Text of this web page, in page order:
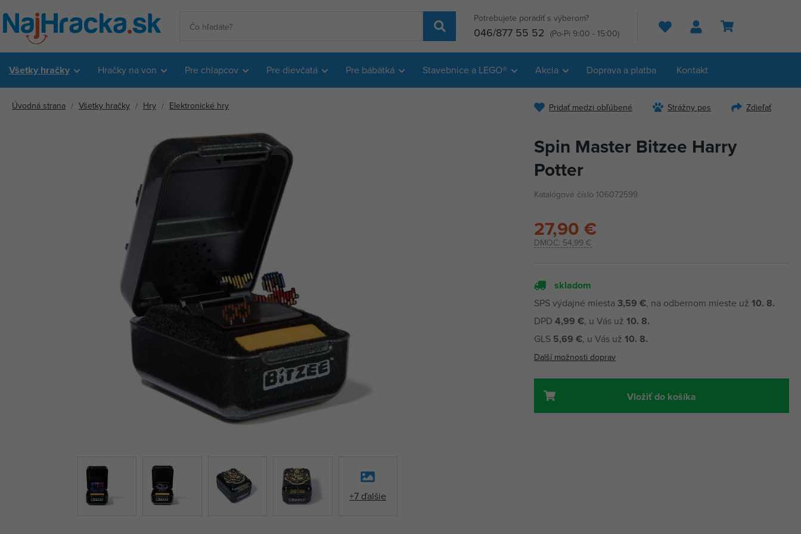
Potrebujete poradiť s výberom?
046/877 55 52 (Po-Pi 9:00 - 15:00) Hľadať
Všetky hračky Hračky na von Pre chlapcov Pre dievčatá Pre bábätká Stavebnice a LEGO® Akcia Doprava a platba Kontakt
Úvodná strana Všetky hračky Hry Elektronické hry
+7 ďalšie
Pridať medzi obľúbené Strážny pes Zdieľať
Spin Master Bitzee Harry
Potter
Katalógové číslo 106072599
DMOC: 54,99 €
27,90 €
skladom
SPS výdajné miesta 3,59 €, na odbernom mieste už 10. 8.
DPD 4,99 €, u Vás už 10. 8.
GLS 5,69 €, u Vás už 10. 8.
Další možnosti doprav
Vložiť do košíka